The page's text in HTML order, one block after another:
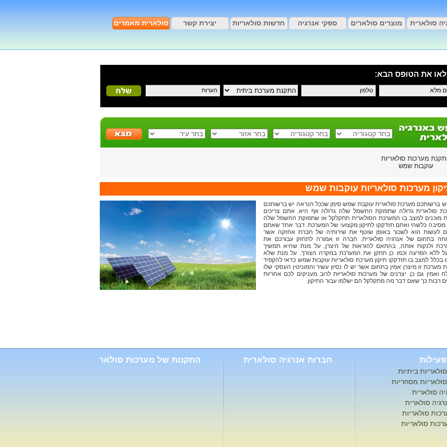
סולארית מוצרים סולארים ספקי אנרגיה חדשות סולאריות יצירת קשר
סולארית מאמרים
את הטופס הבא:
מערכות סולאריות
עוקבות שמש
מערכות סולאריות עוקבות שמש
ברשותכם מערכת סולארית עוקבת שמש סימן שככל הנראה יש ברשותכם
סולארית גדולה שתפוקת החשמל שלה גדולה אף היא. אתם צריכים
מוכנים למצב בו המערכת הסולארית תתקלקל או שתפוקת החשמל שלה
כלשהי ואתם תזדקקו לתיקון מקצועי של המערכת. דבר אחד שאתם
לעשות הוא לשכור באופן שוטף את שירותיה של חברת אחזקה אשר
בתחום של אנרגיה סולארית. חברה זו אמורה לתחזק עבורכם את
ולנקות אותה, בהתאם להוראות של היצרן, על מנת שהיא תמשיך
ללא הפרעה וכמו כן תתקן את המערכת במקרה הצורך. על מנת שלא
בכלל למצב בו תזדקקו תיקון מערכת סולאריות עוקבות שמש כדאי להקפיד
מערכת זו מיצרן אמין בתחום אשר יש לו נסיון עשיר והמוניטין העסקי שלו
ואמין גם כן. יצרנים של מערכות סולאריות לרוב מעניקים לכם אחריות
רבות כך שאם דבר מה מתקלקל הם ישלמו עבור התיקון.
ביתיות
מסחריות
סולארית
סולארית
סולאריות
סולאריות
חברות אנרגיה סולארית התקנות של מערכות סולאריות